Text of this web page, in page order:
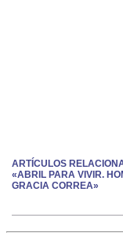
ARTÍCULOS
«ABRIL PARA VIVIR.
GRACIA CORREA»